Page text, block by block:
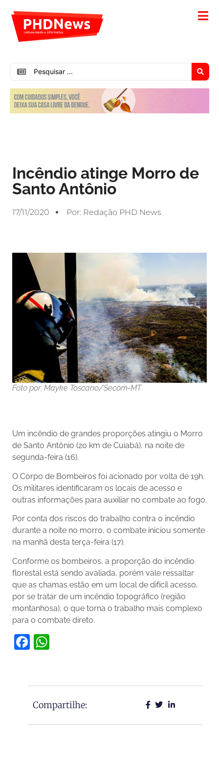
Incêndio atinge Morro de
Santo Antônio
17/11/2020 Por: Redação PHD News
Foto por: Mayke Toscano/Secom-MT
Um incêndio de grandes proporções atingiu o Morro
de Santo Antônio (20 km de Cuiabá), na noite de
segunda-feira (16).
O Corpo de Bombeiros foi acionado por volta de 19h.
Os militares identificaram os locais de acesso e
outras informações para auxiliar no combate ao fogo.
Por conta dos riscos do trabalho contra o incêndio
durante a noite no morro, o combate iniciou somente
na manhã desta terça-feira (17).
Conforme os bombeiros, a proporção do incêndio
florestal está sendo avaliada, porém vale ressaltar
que as chamas estão em um local de difícil acesso,
por se tratar de um incêndio topográfico (região
montanhosa), o que torna o trabalho mais complexo
para o combate direto.
Facebook
Compartilhe: